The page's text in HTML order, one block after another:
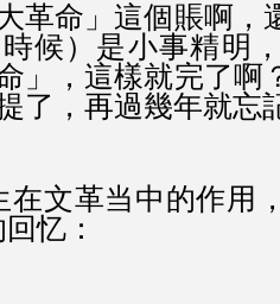
革命」這個賬啊，
候）是小事精明
」，這樣就完了啊
了，再過幾年就忘
在文革当中的作用
忆：